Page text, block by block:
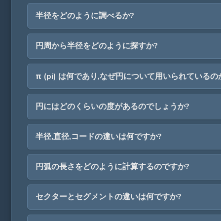
半径をどのように調べるか?
円周から半径をどのように探すか?
π (pi) は何であり,なぜ円について用いられているの
円にはどのくらいの度があるのでしょうか?
半径,直径,コードの違いは何ですか?
円弧の長さをどのように計算するのですか?
セクターとセグメントの違いは何ですか?